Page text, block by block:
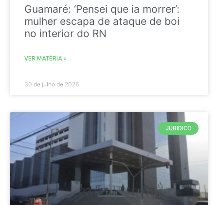
Guamaré: ‘Pensei que ia morrer’:
mulher escapa de ataque de boi
no interior do RN
VER MATÉRIA »
30 de julho de 2026
JURIDICO